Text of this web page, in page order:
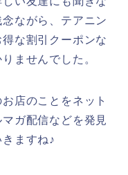
ながら、テアニン
な割引クーポンな
ませんでした。
店のことをネット
ガ配信などを発見
ますね♪